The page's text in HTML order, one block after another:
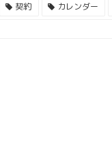
契約 カレンダー